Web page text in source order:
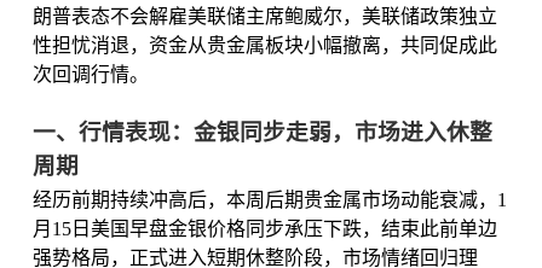
朗普表态不会解雇美联储主席鲍威尔，美联储政策独立
性担忧消退，资金从贵金属板块小幅撤离，共同促成此
次回调行情。
一、行情表现：金银同步走弱，市场进入休整
周期
经历前期持续冲高后，本周后期贵金属市场动能衰减，1
月15日美国早盘金银价格同步承压下跌，结束此前单边
强势格局，正式进入短期休整阶段，市场情绪回归理